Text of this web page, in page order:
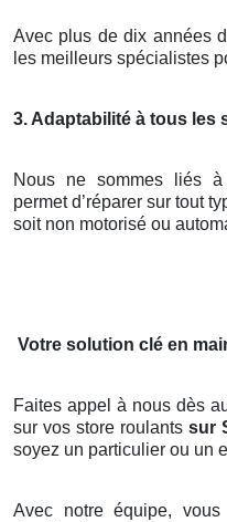
Avec plus de dix années
les meilleurs spécialistes
3. Adaptabilité à tous les
Nous ne sommes liés
permet d’réparer sur tout
soit non motorisé ou
Votre solution clé en
Faites appel à nous dès
sur vos store roulants sur
soyez un particulier ou un
Avec notre équipe,